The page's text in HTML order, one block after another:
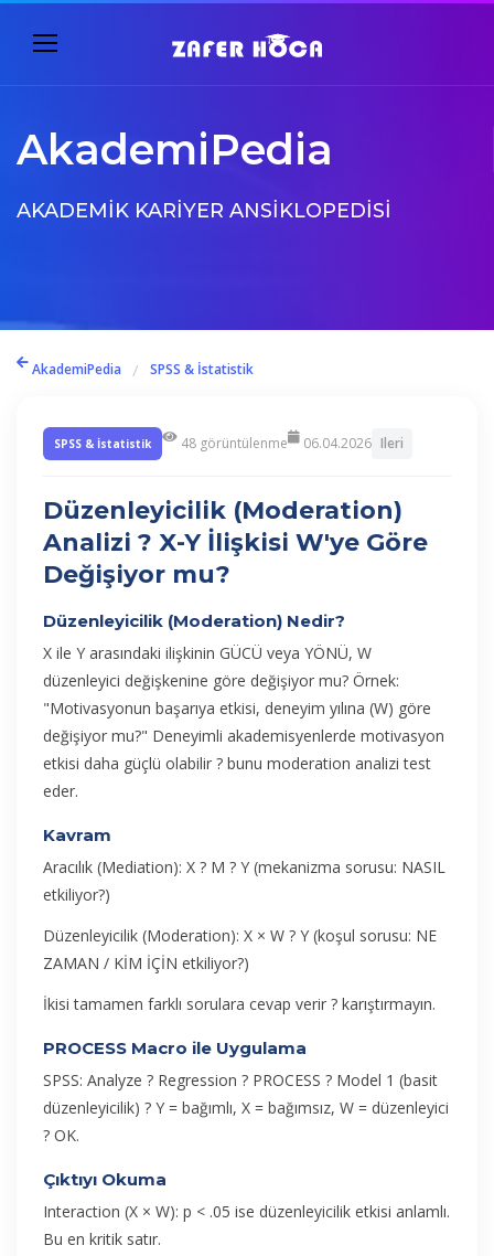
AkademiPedia
AKADEMIK KARIYER ANSIKLOPEDISI
AkademiPedia / SPSS & İstatistik
SPSS & İstatistik 48 görüntülenme 06.04.2026 Ileri
Düzenleyicilik (Moderation)
Analizi ? X-Y İlişkisi W'ye Göre
Değişiyor mu?
Düzenleyicilik (Moderation) Nedir?
X ile Y arasındaki ilişkinin GÜCÜ veya YÖNÜ, W
düzenleyici değişkenine göre değişiyor mu? Örnek:
"Motivasyonun başarıya etkisi, deneyim yılına (W) göre
değişiyor mu?" Deneyimli akademisyenlerde motivasyon
etkisi daha güçlü olabilir ? bunu moderation analizi test
eder.
Kavram
Aracılık (Mediation): X ? M ? Y (mekanizma sorusu: NASIL
etkiliyor?)
Düzenleyicilik (Moderation): X × W ? Y (koşul sorusu: NE
ZAMAN / KİM İÇİN etkiliyor?)
İkisi tamamen farklı sorulara cevap verir ? karıştırmayın.
PROCESS Macro ile Uygulama
SPSS: Analyze ? Regression ? PROCESS ? Model 1 (basit
düzenleyicilik) ? Y = bağımlı, X = bağımsız, W = düzenleyici
? OK.
Çıktıyı Okuma
Interaction (X × W): p < .05 ise düzenleyicilik etkisi anlamlı.
Bu en kritik satır.